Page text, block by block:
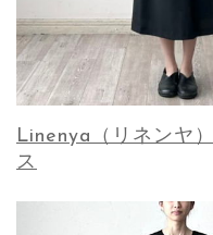
Linenya（リネンヤ
ス